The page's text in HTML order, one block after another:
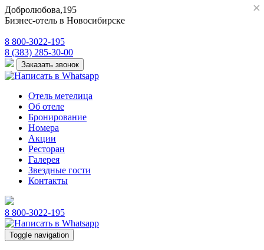
Добролюбова,195
Бизнес-отель в Новосибирске
8 800-3022-195
8 (383) 285-30-00
Заказать звонок
Отель метелица
Об отеле
Бронирование
Номера
Акции
Ресторан
Галерея
Звездные гости
Контакты
8 800-3022-195
Toggle navigation
×
×